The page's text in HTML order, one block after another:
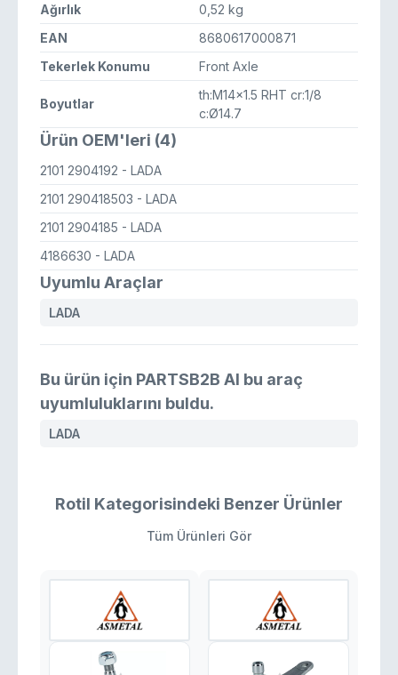
Ağırlık
0,52 kg
EAN
8680617000871
Tekerlek Konumu
Front Axle
Boyutlar
th:M14x1.5 RHT cr:1/8
c:Ø14.7
Ürün OEM'leri (4)
2101 2904192 - LADA
2101 290418503 - LADA
2101 2904185 - LADA
4186630 - LADA
Uyumlu Araçlar
LADA
Bu ürün için PARTSB2B AI bu araç
uyumluluklarını buldu.
LADA
Rotil Kategorisindeki Benzer Ürünler
Tüm Ürünleri Gör